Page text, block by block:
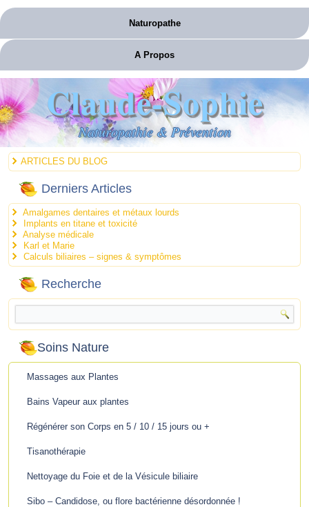
Naturopathe
A Propos
Claude-Sophie
Naturopathie & Prévention
ARTICLES DU BLOG
Derniers Articles
Amalgames dentaires et métaux lourds
Implants en titane et toxicité
Analyse médicale
Karl et Marie
Calculs biliaires – signes & symptômes
Recherche
Soins Nature
Massages aux Plantes
Bains Vapeur aux plantes
Régénérer son Corps en 5 / 10 / 15 jours ou +
Tisanothérapie
Nettoyage du Foie et de la Vésicule biliaire
Sibo – Candidose, ou flore bactérienne désordonnée !